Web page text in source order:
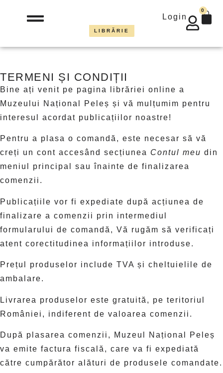
LIBRĂRIE
Login
0
TERMENI ȘI CONDIȚII
Bine ați venit pe pagina librăriei online a
Muzeului Național Peleș și vă mulțumim pentru
interesul acordat publicațiilor noastre!
Pentru a plasa o comandă, este necesar să vă
creți un cont accesând secțiunea Contul meu din
meniul principal sau înainte de finalizarea
comenzii.
Publicațiile vor fi expediate după acțiunea de
finalizare a comenzii prin intermediul
formularului de comandă, Vă rugăm să verificați
atent corectitudinea informațiilor introduse.
Prețul produselor include TVA și cheltuielile de
ambalare.
Livrarea produselor este gratuită, pe teritoriul
României, indiferent de valoarea comenzii.
După plasarea comenzii, Muzeul Național Peleș
va emite factura fiscală, care va fi expediată
către cumpărător alături de produsele comandate.